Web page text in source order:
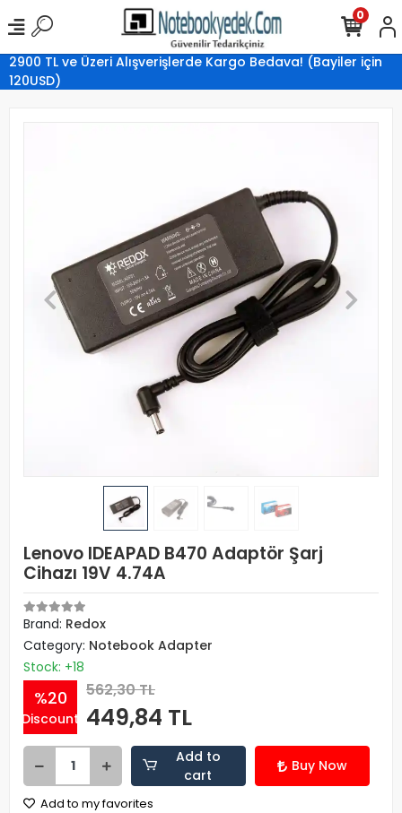
2900 TL ve Üzeri Alışverişlerde Kargo Bedava! (Bayiler için
120USD)
0
Lenovo IDEAPAD B470 Adaptör Şarj
Cihazı 19V 4.74A
Brand: Redox
Category: Notebook Adapter
Stock: +18
%20
Discount
562,30 TL
449,84 TL
Add to
cart
Buy Now
Add to my favorites